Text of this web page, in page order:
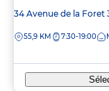
Adresse
la
34 Avenue de la Foret
DISTANCE
55,9 KM 7:30-19:00